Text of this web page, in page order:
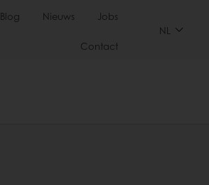
Blog Nieuws Jobs
Contact
NL